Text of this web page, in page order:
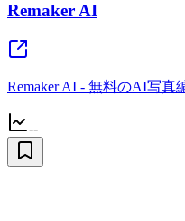
Remaker AI
Remaker AI - 無料のAI写真
--